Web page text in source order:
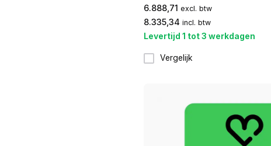
6.888,71 excl. btw
8.335,34 incl. btw
Levertijd 1 tot 3 werkdagen
Vergelijk